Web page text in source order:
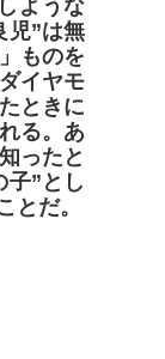
ような
児”は無
ものを
イヤモ
ときに
る。あ
ったと
子”とし
とだ。